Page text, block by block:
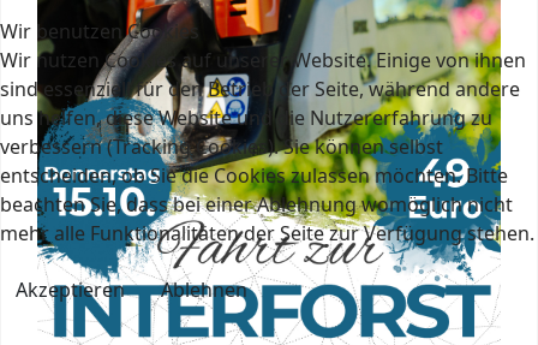
Wir benutzen Cookies
Wir nutzen Cookies auf unserer Website. Einige von ihnen
sind essenziell für den Betrieb der Seite, während andere
uns helfen, diese Website und die Nutzererfahrung zu
verbessern (Tracking Cookies). Sie können selbst
entscheiden, ob Sie die Cookies zulassen möchten. Bitte
beachten Sie, dass bei einer Ablehnung womöglich nicht
mehr alle Funktionalitäten der Seite zur Verfügung stehen.
Akzeptieren Ablehnen